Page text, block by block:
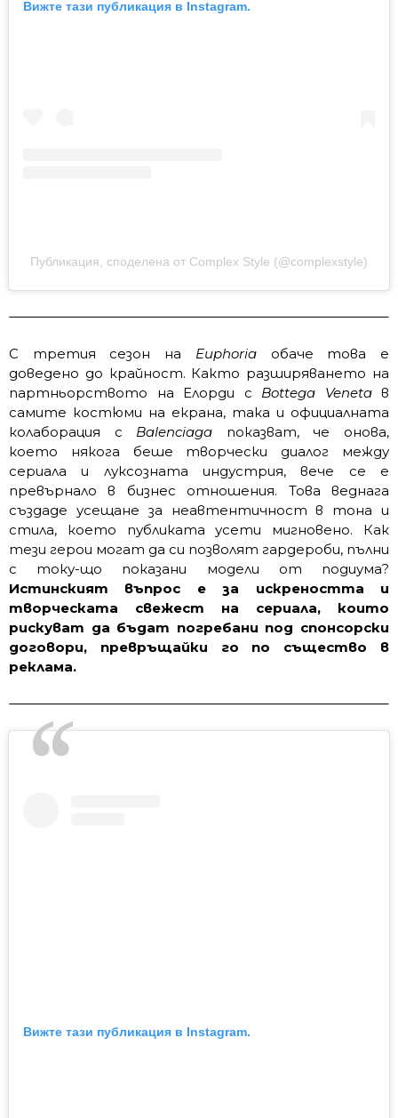
Вижте тази публикация в Instagram.
Публикация, споделена от Complex Style (@complexstyle)
С третия сезон на Euphoriaобаче това е
доведено до крайност. Както разширяването на
партньорството на Елорди с Bottega Venetaв
самите костюми на екрана, така и официалната
колаборация с Balenciaga показват, че онова,
което някога беше творчески диалог между
сериала и луксозната индустрия, вече се е
превърнало в бизнес отношения. Това веднага
създаде усещане за неавтентичност в тона и
стила, което публиката усети мигновено. Как
тези герои могат да си позволят гардероби, пълни
с току-що показани модели от подиума?
Истинският въпрос е за искреността и
творческата свежест на сериала, които
рискуват да бъдат погребани под спонсорски
договори, превръщайки го по същество в
реклама.
Вижте тази публикация в Instagram.